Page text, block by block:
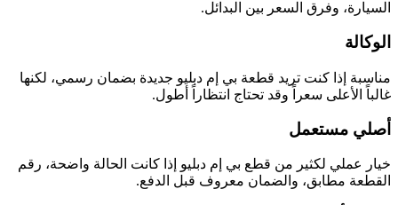
السيارة، وفرق السعر بين البدائل.
الوكالة
مناسبة إذا كنت تريد قطعة بي إم دبليو جديدة بضمان رسمي، لكنها
غالباً الأعلى سعراً وقد تحتاج انتظاراً أطول.
أصلي مستعمل
خيار عملي لكثير من قطع بي إم دبليو إذا كانت الحالة واضحة، رقم
القطعة مطابق، والضمان معروف قبل الدفع.